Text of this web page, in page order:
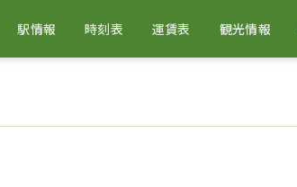
駅情報 時刻表 運賃表 観光情報